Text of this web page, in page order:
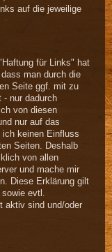
auf die jeweilige
für Links" hat
man durch die
Seite ggf. mit zu
- nur dadurch
von diesen
nur auf das
ich keinen Einfluss
Seiten. Deshalb
von allen
und mache mir
Diese Erklärung gilt
evtl.
aktiv sind und/oder